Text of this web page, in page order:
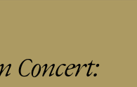
Concert: